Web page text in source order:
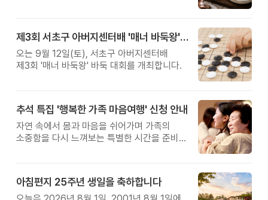
제3회 서초구 아버지센터배 '매너 바둑왕' 대회
오는 9월 12일(토), 서초구 아버지센터배
제3회 '매너 바둑왕' 바둑 대회를 개최합니다.
추석 특집 '행복한 가족 마음여행' 신청 안내
자연 속에서 몸과 마음을 쉬어가며 가족의
소중함을 다시 느껴보는 특별한 시간을 준비해
아침편지 25주년 생일을 축하합니다